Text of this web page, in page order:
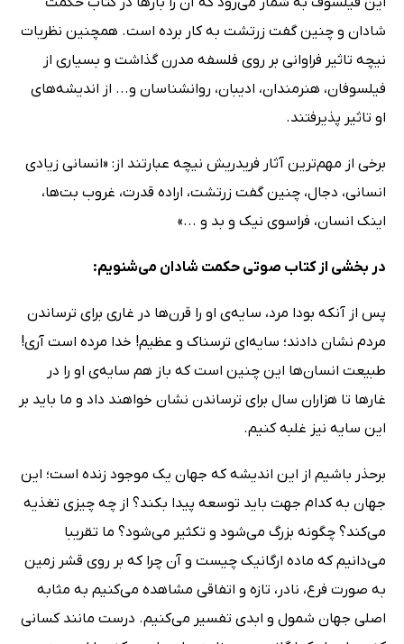
شادان و چنین گفت زرتشت به کار برده است. همچنین نظریات
نیچه تاثیر فراوانی بر روی فلسفه مدرن گذاشت و بسیاری از
فیلسوفان، هنرمندان، ادیبان، روانشناسان و... از اندیشه‌های
او تاثیر پذیرفتند.
برخی از مهم‌ترین آثار فریدریش نیچه عبارتند از: «انسانی زیادی
انسانی، دجال، چنین گفت زرتشت، اراده قدرت، غروب بت‌ها،
اینک انسان، فراسوی نیک و بد و ...»
در بخشی از کتاب صوتی حکمت شادان می‌شنویم:
پس از آنکه بودا مرد، سایه‌ی او را قرن‌ها در غاری برای ترساندن
مردم نشان دادند؛ سایه‌ای ترسناک و عظیم! خدا مرده است آری!
طبیعت انسان‌ها این چنین است که باز هم سایه‌ی او را در
غارها تا هزاران سال برای ترساندن نشان خواهند داد و ما باید بر
این سایه نیز غلبه کنیم.
برحذر باشیم از این اندیشه که جهان یک موجود زنده است؛ این
جهان به کدام جهت باید توسعه پیدا بکند؟ از چه چیزی تغذیه
می‌کند؟ چگونه بزرگ می‌شود و تکثیر می‌شود؟ ما تقریبا
می‌دانیم که ماده ارگانیک چیست و آن چرا که بر روی قشر زمین
به صورت فرع، نادر، تازه و اتفاقی مشاهده می‌کنیم به مثابه
اصلی جهان شمول و ابدی تفسیر می‌کنیم. درست مانند کسانی